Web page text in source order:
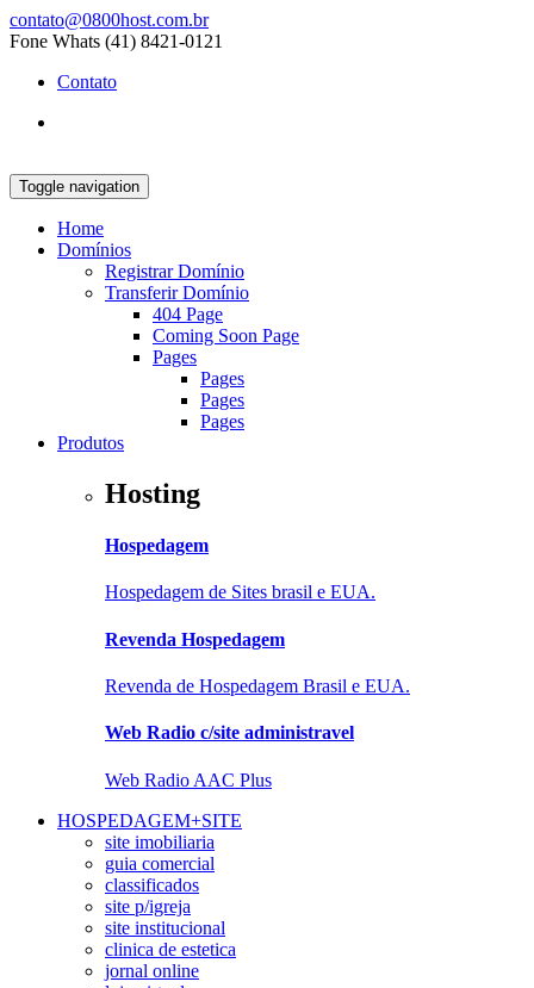
contato@0800host.com.br
Fone Whats (41) 8421-0121
Contato
Toggle navigation
Home
Domínios
Registrar Domínio
Transferir Domínio
404 Page
Coming Soon Page
Pages
Pages
Pages
Pages
Produtos
Hosting
Hospedagem
Hospedagem de Sites brasil e EUA.
Revenda Hospedagem
Revenda de Hospedagem Brasil e EUA.
Web Radio c/site administravel
Web Radio AAC Plus
HOSPEDAGEM+SITE
site imobiliaria
guia comercial
classificados
site p/igreja
site institucional
clinica de estetica
jornal online